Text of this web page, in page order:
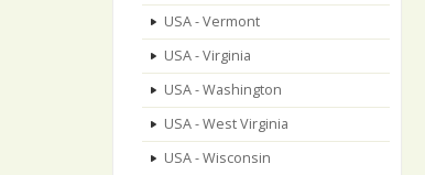
USA - Vermont
USA - Virginia
USA - Washington
USA - West Virginia
USA - Wisconsin